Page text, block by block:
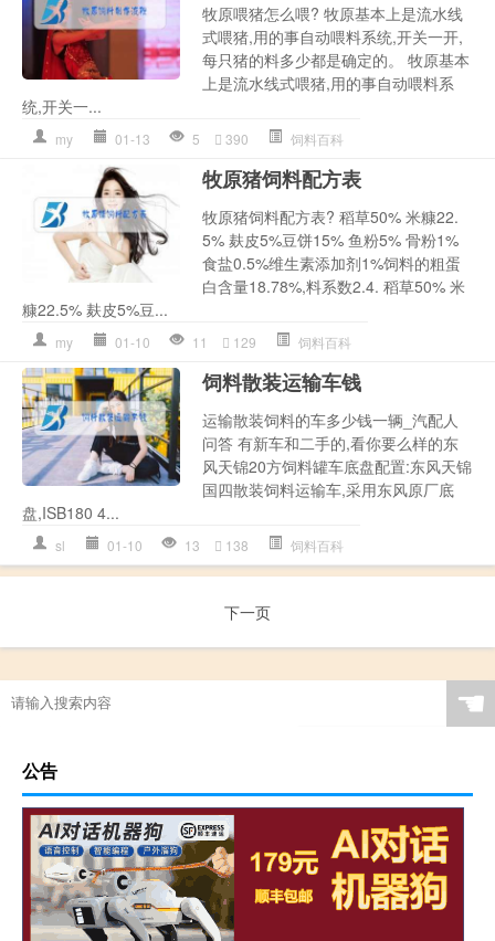
牧原喂猪怎么喂? 牧原基本上是流水线
式喂猪,用的事自动喂料系统,开关一开,
每只猪的料多少都是确定的。 牧原基本
上是流水线式喂猪,用的事自动喂料系
统,开关一...
my 01-13 5 390 饲料百科
牧原猪饲料配方表
牧原猪饲料配方表? 稻草50% 米糠22.
5% 麸皮5%豆饼15% 鱼粉5% 骨粉1%
食盐0.5%维生素添加剂1%饲料的粗蛋
白含量18.78%,料系数2.4. 稻草50% 米
糠22.5% 麸皮5%豆...
my 01-10 11 129 饲料百科
饲料散装运输车钱
运输散装饲料的车多少钱一辆_汽配人
问答 有新车和二手的,看你要么样的东
风天锦20方饲料罐车底盘配置:东风天锦
国四散装饲料运输车,采用东风原厂底
盘,ISB180 4...
sl 01-10 13 138 饲料百科
下一页
☚
公告